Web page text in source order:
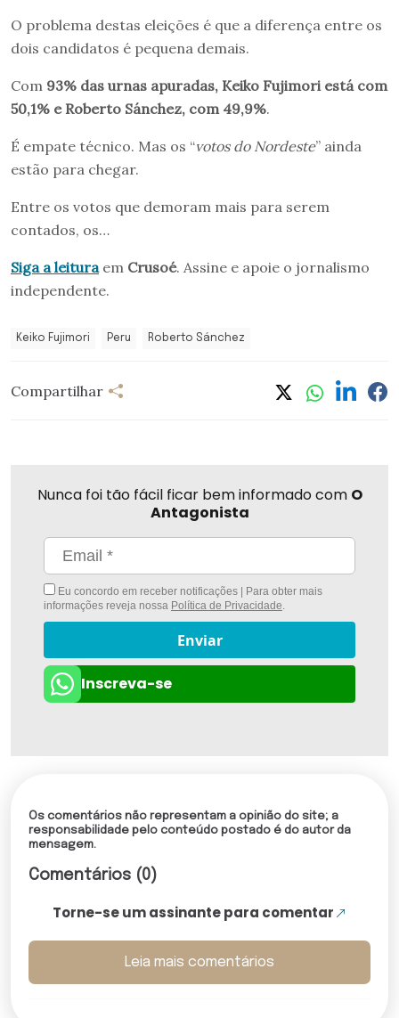
O problema destas eleições é que a diferença entre os
dois candidatos é pequena demais.
Com 93% das urnas apuradas, Keiko Fujimori está com
50,1% e Roberto Sánchez, com 49,9%.
É empate técnico. Mas os “votos do Nordeste” ainda
estão para chegar.
Entre os votos que demoram mais para serem
contados, os…
Siga a leituraem Crusoé. Assine e apoie o jornalismo
independente.
Keiko Fujimori Peru Roberto Sánchez
Compartilhar
Nunca foi tão fácil ficar bem informado com O
Antagonista
Eu concordo em receber notificações | Para obter mais
informações reveja nossa Política de Privacidade.
Enviar
Inscreva-se
Os comentários não representam a opinião do site; a
responsabilidade pelo conteúdo postado é do autor da
mensagem.
Comentários (0)
Torne-se um assinante para comentar
Leia mais comentários